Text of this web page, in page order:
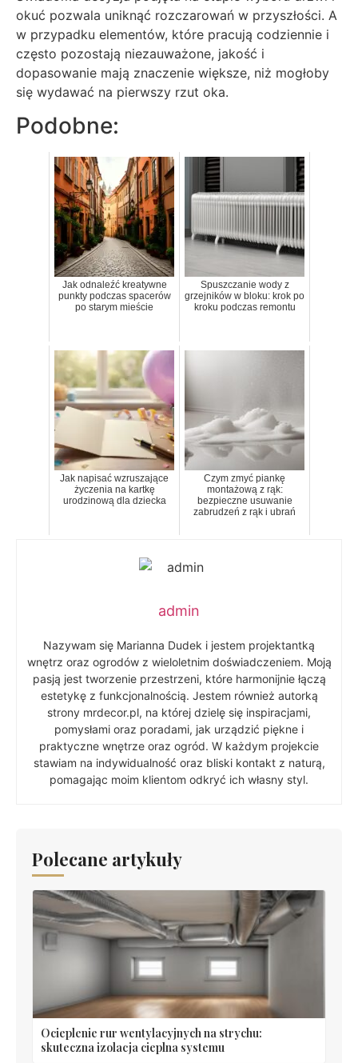
okuć pozwala uniknąć rozczarowań w przyszłości. A
w przypadku elementów, które pracują codziennie i
często pozostają niezauważone, jakość i
dopasowanie mają znaczenie większe, niż mogłoby
się wydawać na pierwszy rzut oka.
Podobne:
Jak odnaleźć kreatywne
punkty podczas spacerów
po starym mieście
Spuszczanie wody z
grzejników w bloku: krok po
kroku podczas remontu
Jak napisać wzruszające
życzenia na kartkę
urodzinową dla dziecka
Czym zmyć piankę
montażową z rąk:
bezpieczne usuwanie
zabrudzeń z rąk i ubrań
admin
Nazywam się Marianna Dudek i jestem projektantką
wnętrz oraz ogrodów z wieloletnim doświadczeniem. Moją
pasją jest tworzenie przestrzeni, które harmonijnie łączą
estetykę z funkcjonalnością. Jestem również autorką
strony mrdecor.pl, na której dzielę się inspiracjami,
pomysłami oraz poradami, jak urządzić piękne i
praktyczne wnętrze oraz ogród. W każdym projekcie
stawiam na indywidualność oraz bliski kontakt z naturą,
pomagając moim klientom odkryć ich własny styl.
Polecane artykuły
Ocieplenie rur wentylacyjnych na strychu:
skuteczna izolacja cieplna systemu